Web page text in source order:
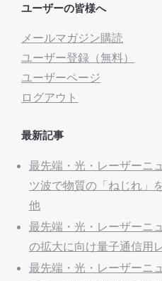
ユーザーの皆様へ
メールマガジン購読
ユーザー登録（無料）
ユーザーページ
ログアウト
最新記事
最先端・光・レーザーニ
ツ波で物質の「ねじれ」
他
最先端・光・レーザーニ
の拡大に向け量子通信用
最先端・光・レーザーニ